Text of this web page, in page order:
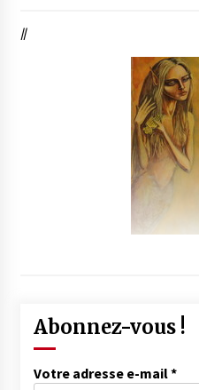
//
Abonnez-vous !
Votre adresse e-mail*